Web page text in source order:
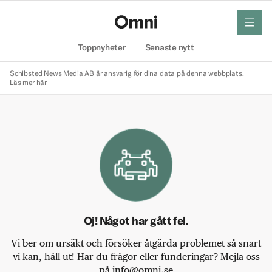
Toppnyheter Senaste nytt
meny
Schibsted News Media AB är ansvarig för dina data på denna webbplats.
Läs mer här
Oj! Något har gått fel.
Vi ber om ursäkt och försöker åtgärda problemet så snart
vi kan, håll ut! Har du frågor eller funderingar? Mejla oss